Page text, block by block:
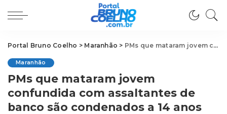
Portal Bruno Coelho > Maranhão > PMs que mataram jovem confundida com assaltantes de banco são condenados a 14 anos de prisão no MA
Maranhão
PMs que mataram jovem
confundida com assaltantes de
banco são condenados a 14 anos